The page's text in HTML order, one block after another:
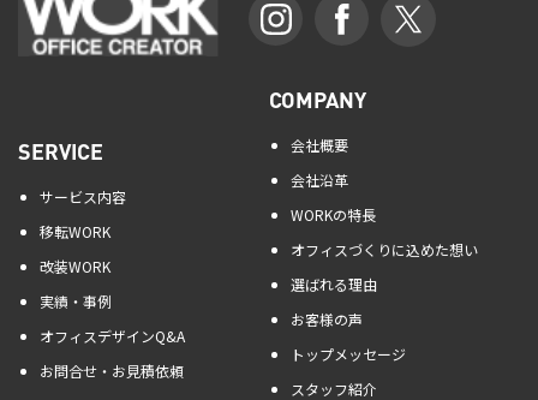
SERVICE
サービス内容
移転WORK
改装WORK
実績・事例
オフィスデザインQ&A
お問合せ・お見積依頼
COMPANY
会社概要
会社沿革
WORKの特長
オフィスづくりに込めた想い
選ばれる理由
お客様の声
トップメッセージ
スタッフ紹介